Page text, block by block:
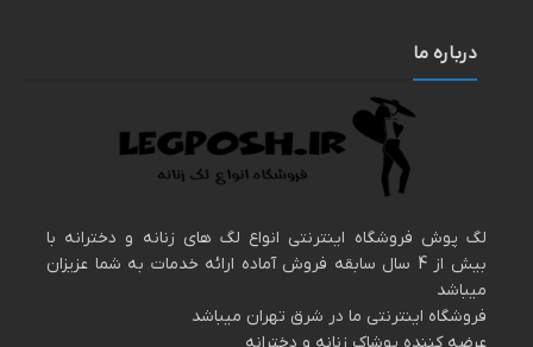
درباره ما
لگ پوش فروشگاه اینترنتی انواع لگ های زنانه و دخترانه با
بیش از 4 سال سابقه فروش آماده ارائه خدمات به شما عزیزان
میباشد
فروشگاه اینترنتی ما در شرق تهران میباشد